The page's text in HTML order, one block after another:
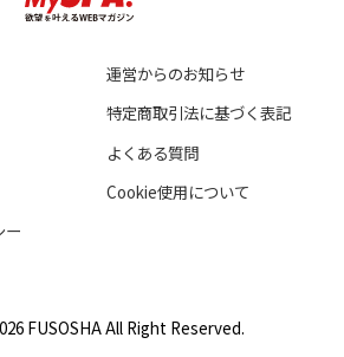
運営からのお知らせ
特定商取引法に基づく表記
よくある質問
Cookie使用について
ー
FUSOSHA All Right Reserved.